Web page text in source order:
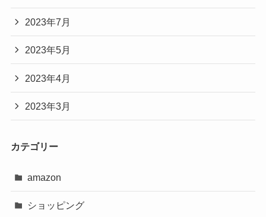
2023年7月
2023年5月
2023年4月
2023年3月
カテゴリー
amazon
ショッピング